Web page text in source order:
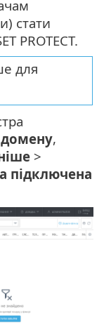
стати
PROTECT.
для
домену,
>
підключена